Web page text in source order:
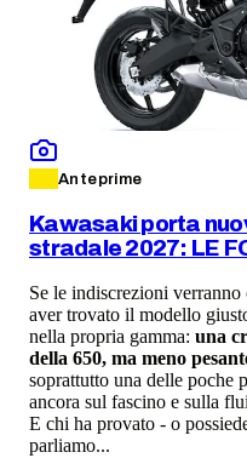
Anteprime
Kawasaki porta
stradale 2027: LE
Se le indiscrezioni
aver trovato il modello
nella propria gamma: una
della 650, ma meno
soprattutto una delle poche
ancora sul fascino e sulla
E chi ha provato - o
parliamo...